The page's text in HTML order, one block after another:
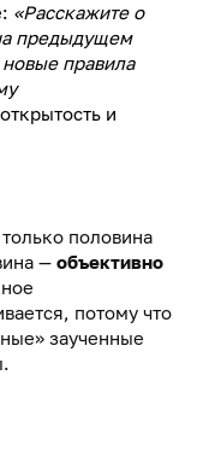
«Расскажите о
предыдущем
правила
и
половина
— объективно
потому что
заученные